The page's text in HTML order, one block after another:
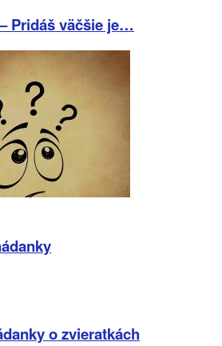
Pridáš väčšie je…
o zvieratkách